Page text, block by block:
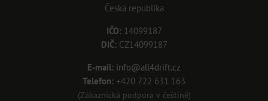
Česká republika
IČO:14099187
DIČ:CZ14099187
E-mail: info@all4drift.cz
Telefon: +420 722 631 163
(Zákaznická podpora v češtině)